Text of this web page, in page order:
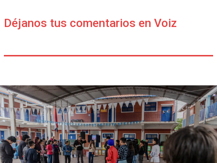
Déjanos tus comentarios en Voiz